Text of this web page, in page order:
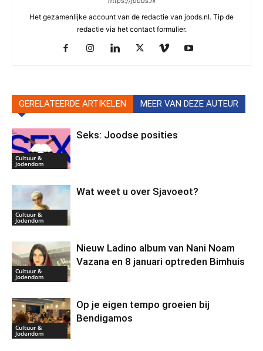
Het gezamenlijke account van de redactie van joods.nl. Tip de
redactie via het contact formulier.
GERELATEERDE ARTIKELEN MEER VAN DEZE AUTEUR
Cultuur &
Jodendom
Seks: Joodse posities
Cultuur &
Jodendom
Wat weet u over Sjavoeot?
Cultuur &
Jodendom
Nieuw Ladino album van Nani Noam
Vazana en 8 januari optreden Bimhuis
Cultuur &
Jodendom
Op je eigen tempo groeien bij
Bendigamos